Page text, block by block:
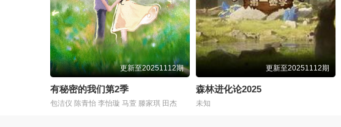
更新至20251112期
有秘密的我们第2季
包洁仪 陈青怡 李怡璇 马萱 滕家琪 田杰
更新至20251112期
森林进化论2025
未知